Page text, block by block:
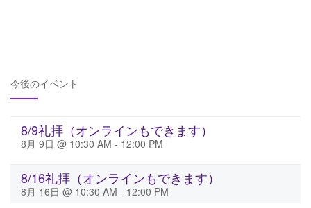
今後のイベント
8/9礼拝（オンラインもできます）
8月 9日 @ 10:30 AM - 12:00 PM
8/16礼拝（オンラインもできます）
8月 16日 @ 10:30 AM - 12:00 PM